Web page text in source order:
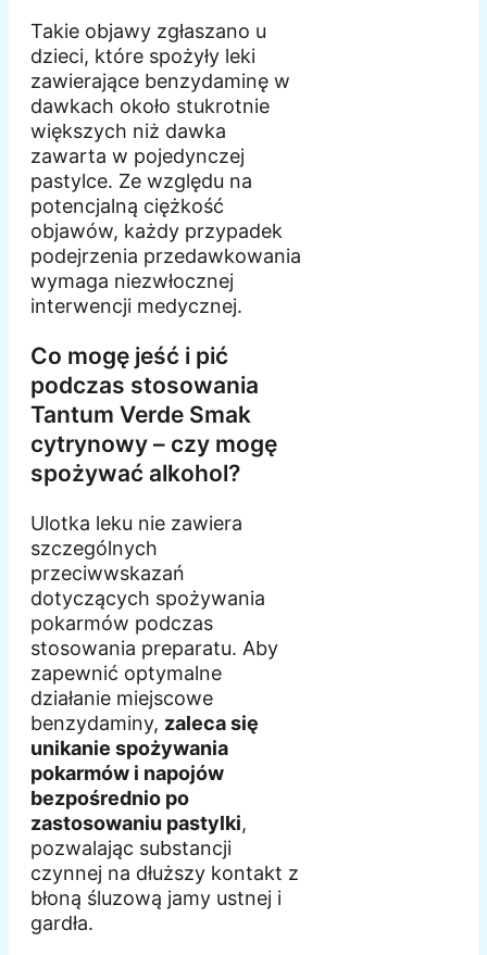
Takie objawy zgłaszano u
dzieci, które spożyły leki
zawierające benzydaminę w
dawkach około stukrotnie
większych niż dawka
zawarta w pojedynczej
pastylce. Ze względu na
potencjalną ciężkość
objawów, każdy przypadek
podejrzenia przedawkowania
wymaga niezwłocznej
interwencji medycznej.
Co mogę jeść i pić
podczas stosowania
Tantum Verde Smak
cytrynowy – czy mogę
spożywać alkohol?
Ulotka leku nie zawiera
szczególnych
przeciwwskazań
dotyczących spożywania
pokarmów podczas
stosowania preparatu. Aby
zapewnić optymalne
działanie miejscowe
benzydaminy, zaleca się
unikanie spożywania
pokarmów i napojów
bezpośrednio po
zastosowaniu pastylki,
pozwalając substancji
czynnej na dłuższy kontakt z
błoną śluzową jamy ustnej i
gardła.